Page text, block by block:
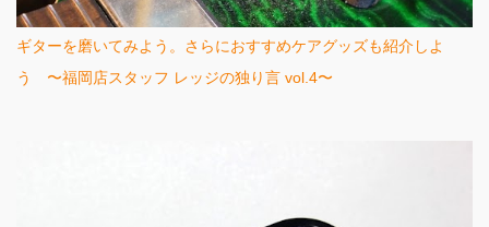
ギターを磨いてみよう。さらにおすすめケアグッズも紹介しよ
う 〜福岡店スタッフ レッジの独り言 vol.4〜